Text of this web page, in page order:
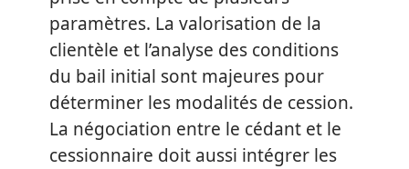
paramètres. La valorisation de la
clientèle et l’analyse des conditions
du bail initial sont majeures pour
déterminer les modalités de cession.
La négociation entre le cédant et le
cessionnaire doit aussi intégrer les